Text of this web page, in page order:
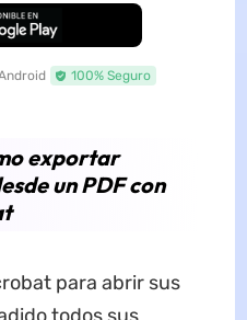
Gratuita
100% Seguro
exportar
un PDF con
para abrir sus